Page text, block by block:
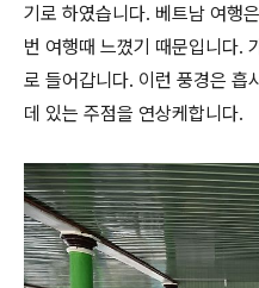
기로 하였습니다. 베트남 여행
번 여행때 느꼈기 때문입니다.
로 들어갑니다. 이런 풍경은 흡
데 있는 주점을 연상케합니다.